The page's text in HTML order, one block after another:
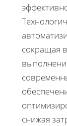
сокращая
снижая